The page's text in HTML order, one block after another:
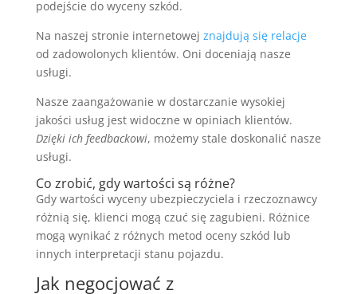
podejście do wyceny szkód.
Na naszej stronie internetowej znajdują się relacje
od zadowolonych klientów. Oni doceniają nasze
usługi.
Nasze zaangażowanie w dostarczanie wysokiej
jakości usług jest widoczne w opiniach klientów.
Dzięki ich feedbackowi, możemy stale doskonalić nasze
usługi.
Co zrobić, gdy wartości są różne?
Gdy wartości wyceny ubezpieczyciela i rzeczoznawcy
różnią się, klienci mogą czuć się zagubieni. Różnice
mogą wynikać z różnych metod oceny szkód lub
innych interpretacji stanu pojazdu.
Jak negocjować z